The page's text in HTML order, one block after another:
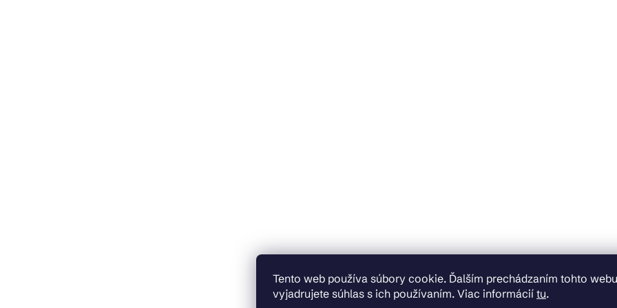
Tento web používa súbory cookie. Ďalším prechádzaním tohto webu
vyjadrujete súhlas s ich používaním. Viac informácií tu.